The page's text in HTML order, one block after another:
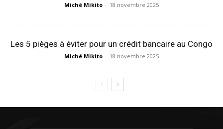
Miché Mikito - 18 novembre 2025
Les 5 pièges à éviter pour un crédit bancaire au Congo
Miché Mikito - 18 novembre 2025